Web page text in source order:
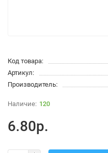
Код товара:
Артикул:
Производитель:
120
6.80р.